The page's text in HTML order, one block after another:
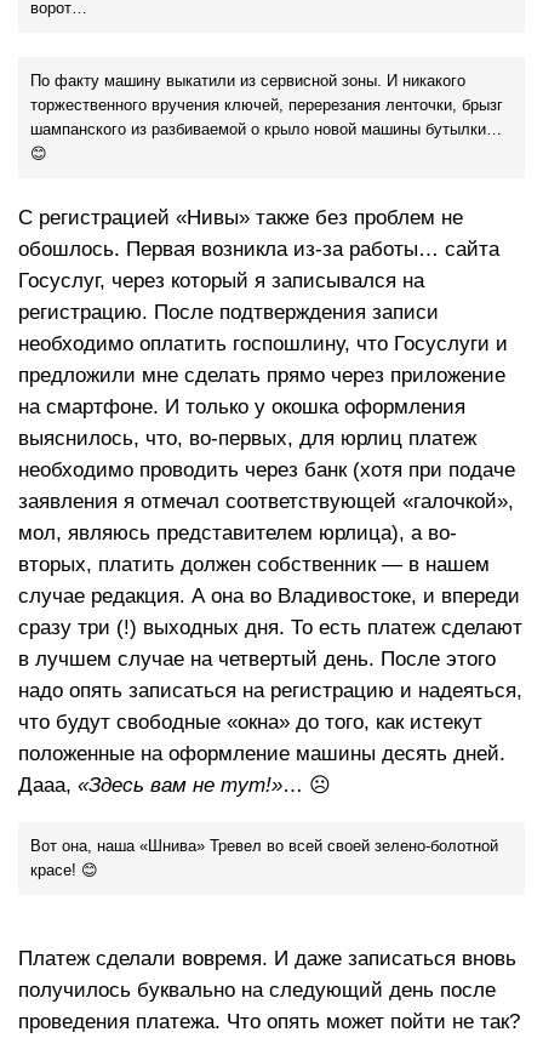
ворот…
По факту машину выкатили из сервисной зоны. И никакого
торжественного вручения ключей, перерезания ленточки, брызг
шампанского из разбиваемой о крыло новой машины бутылки…
😊
С регистрацией «Нивы» также без проблем не
обошлось. Первая возникла из-за работы… сайта
Госуслуг, через который я записывался на
регистрацию. После подтверждения записи
необходимо оплатить госпошлину, что Госуслуги и
предложили мне сделать прямо через приложение
на смартфоне. И только у окошка оформления
выяснилось, что, во-первых, для юрлиц платеж
необходимо проводить через банк (хотя при подаче
заявления я отмечал соответствующей «галочкой»,
мол, являюсь представителем юрлица), а во-
вторых, платить должен собственник — в нашем
случае редакция. А она во Владивостоке, и впереди
сразу три (!) выходных дня. То есть платеж сделают
в лучшем случае на четвертый день. После этого
надо опять записаться на регистрацию и надеяться,
что будут свободные «окна» до того, как истекут
положенные на оформление машины десять дней.
Дааа, «Здесь вам не тут!»… ☹
Вот она, наша «Шнива» Тревел во всей своей зелено-болотной
красе! 😊
Платеж сделали вовремя. И даже записаться вновь
получилось буквально на следующий день после
проведения платежа. Что опять может пойти не так?